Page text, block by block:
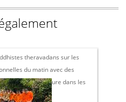
theravadans sur les
du matin avec des
plaçant la nourriture dans les
des moines